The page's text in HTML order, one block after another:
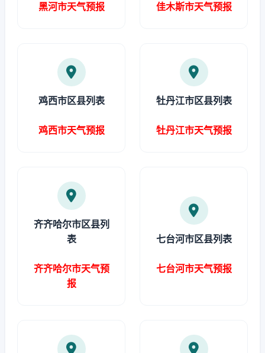
黑河市天气预报 佳木斯市天气预报
鸡西市区县列表
鸡西市天气预报
牡丹江市区县列表
牡丹江市天气预报
齐齐哈尔市区县列
表
齐齐哈尔市天气预
报
七台河市区县列表
七台河市天气预报